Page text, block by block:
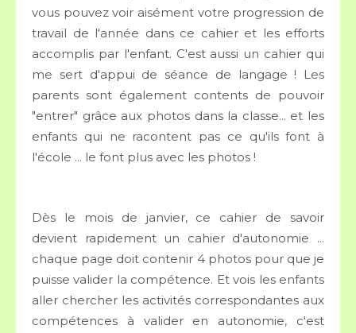
vous pouvez voir aisément votre progression de
travail de l'année dans ce cahier et les efforts
accomplis par l'enfant. C'est aussi un cahier qui
me sert d'appui de séance de langage ! Les
parents sont également contents de pouvoir
"entrer" grâce aux photos dans la classe... et les
enfants qui ne racontent pas ce qu'ils font à
l'école ... le font plus avec les photos !
Dès le mois de janvier, ce cahier de savoir
devient rapidement un cahier d'autonomie ...
chaque page doit contenir 4 photos pour que je
puisse valider la compétence. Et vois les enfants
aller chercher les activités correspondantes aux
compétences à valider en autonomie, c'est